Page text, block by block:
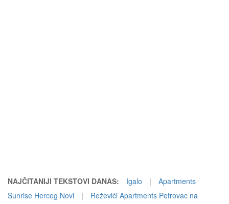
NAJČITANIJI TEKSTOVI DANAS: Igalo |
Apartments
Sunrise Herceg Novi
|
Reževići Apartments Petrovac na